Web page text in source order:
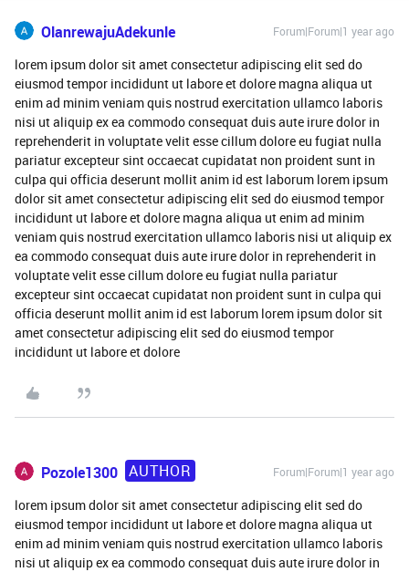
OlanrewajuAdekunle Forum|Forum|1 year ago
lorem ipsum dolor sit amet consectetur adipiscing elit sed do
eiusmod tempor incididunt ut labore et dolore magna aliqua ut
enim ad minim veniam quis nostrud exercitation ullamco laboris
nisi ut aliquip ex ea commodo consequat duis aute irure dolor in
reprehenderit in voluptate velit esse cillum dolore eu fugiat nulla
pariatur excepteur sint occaecat cupidatat non proident sunt in
culpa qui officia deserunt mollit anim id est laborum lorem ipsum
dolor sit amet consectetur adipiscing elit sed do eiusmod tempor
incididunt ut labore et dolore magna aliqua ut enim ad minim
veniam quis nostrud exercitation ullamco laboris nisi ut aliquip ex
ea commodo consequat duis aute irure dolor in reprehenderit in
voluptate velit esse cillum dolore eu fugiat nulla pariatur
excepteur sint occaecat cupidatat non proident sunt in culpa qui
officia deserunt mollit anim id est laborum lorem ipsum dolor sit
amet consectetur adipiscing elit sed do eiusmod tempor
incididunt ut labore et dolore
Pozole1300 AUTHOR Forum|Forum|1 year ago
lorem ipsum dolor sit amet consectetur adipiscing elit sed do
eiusmod tempor incididunt ut labore et dolore magna aliqua ut
enim ad minim veniam quis nostrud exercitation ullamco laboris
nisi ut aliquip ex ea commodo consequat duis aute irure dolor in